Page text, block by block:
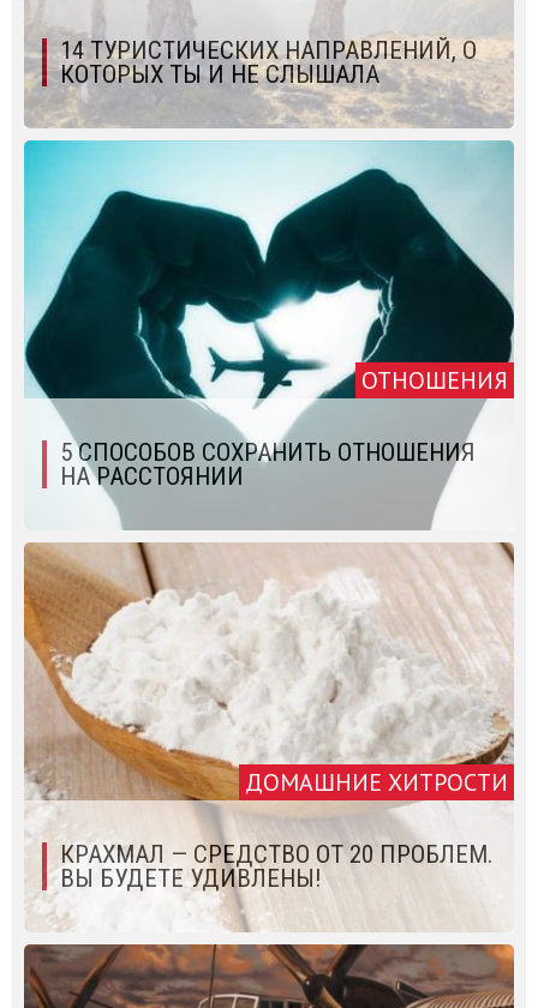
14 ТУРИСТИЧЕСКИХ НАПРАВЛЕНИЙ, О
КОТОРЫХ ТЫ И НЕ СЛЫШАЛА
ОТНОШЕНИЯ
5 СПОСОБОВ СОХРАНИТЬ ОТНОШЕНИЯ
НА РАССТОЯНИИ
ДОМАШНИЕ ХИТРОСТИ
КРАХМАЛ — СРЕДСТВО ОТ 20 ПРОБЛЕМ.
ВЫ БУДЕТЕ УДИВЛЕНЫ!